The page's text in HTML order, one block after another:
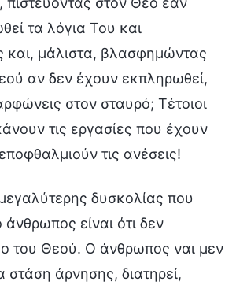
τα λόγια Του και
και, μάλιστα, βλασφημώντας
αν δεν έχουν εκπληρωθεί,
στον σταυρό; Τέτοιοι
τις εργασίες που έχουν
τις ανέσεις!
δυσκολίας που
άνθρωπος είναι ότι δεν
του Θεού. Ο άνθρωπος ναι μεν
στάση άρνησης, διατηρεί,